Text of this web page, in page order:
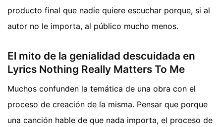
producto final que nadie quiere escuchar porque, si al
autor no le importa, al público mucho menos.
El mito de la genialidad descuidada en
Lyrics Nothing Really Matters To Me
Muchos confunden la temática de una obra con el
proceso de creación de la misma. Pensar que porque
una canción hable de que nada importa, el proceso de